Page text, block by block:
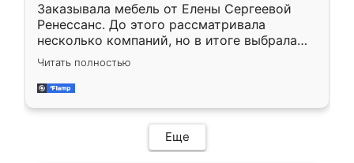
Заказывала мебель от Елены Сергеевой
Ренессанс. До этого рассматривала
несколько компаний, но в итоге выбрала
эту. Сначала обговорили условия, потом
приехал замерщик, всё спокойно объяснил
и снял размеры. Изготовили в срок, с
мебель сразу встала на свое место без
каких-либо доработок. Качеством осталась
Читать полностью
Еще